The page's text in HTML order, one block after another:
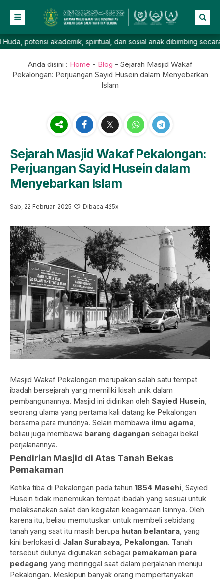
Beranda
Profil
Profil Sekolah
Visi & Misi
Daftar Guru
Fasilitas
NEW
Prestasi
Video
Agenda
Pengumuman
akademik, spiritual, dan sosial anak dibimbing secara
Anda disini : Home - Blog - Sejarah Masjid Wakaf
Pekalongan: Perjuangan Sayid Husein dalam Menyebarkan
Islam
Sejarah Masjid Wakaf Pekalongan:
Perjuangan Sayid Husein dalam
Menyebarkan Islam
Sab, 22 Februari 2025 Dibaca 425x
Masjid Wakaf Pekalongan merupakan salah satu tempat
ibadah bersejarah yang memiliki kisah unik dalam
pembangunannya. Masjid ini didirikan oleh Sayied Husein,
seorang ulama yang pertama kali datang ke Pekalongan
bersama para muridnya. Selain membawa ilmu agama,
beliau juga membawa barang dagangan sebagai bekal
perjalanannya.
Pendirian Masjid di Atas Tanah Bekas
Pemakaman
Ketika tiba di Pekalongan pada tahun 1854 Masehi, Sayied
Husein tidak menemukan tempat ibadah yang sesuai untuk
melaksanakan salat dan kegiatan keagamaan lainnya. Oleh
karena itu, beliau memutuskan untuk membeli sebidang
tanah yang saat itu masih berupa hutan belantara, yang
kini berlokasi di Jalan Surabaya, Pekalongan. Tanah
tersebut dulunya digunakan sebagai pemakaman para
pedagang yang meninggal saat dalam perjalanan menuju
Pekalongan. Meskipun banyak orang mempertanyakan